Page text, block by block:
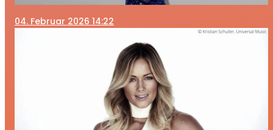
04. Februar 2026 14:22